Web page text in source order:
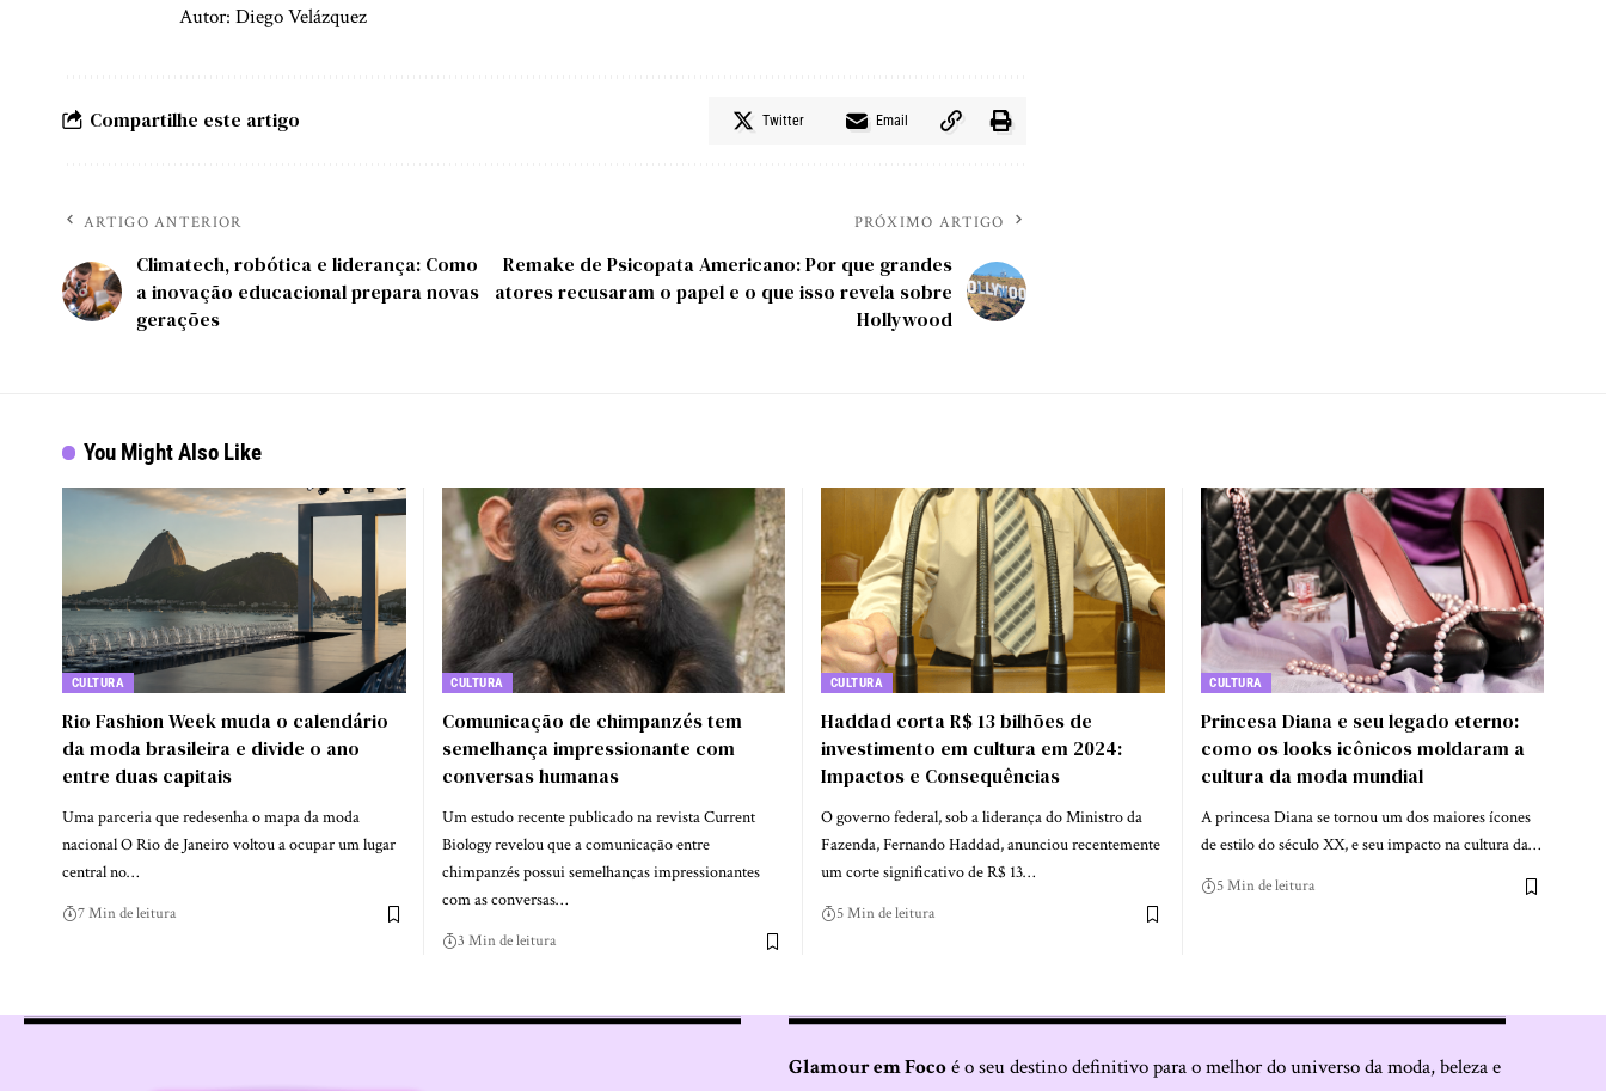
Autor: Diego Velázquez
Compartilhe este artigo Twitter Email
ARTIGO ANTERIOR
Climatech, robótica e liderança: Como
a inovação educacional prepara novas
gerações
PRÓXIMO ARTIGO
Remake de Psicopata Americano: Por que grandes
atores recusaram o papel e o que isso revela sobre
Hollywood
You Might Also Like
CULTURA
Rio Fashion Week muda o calendário
da moda brasileira e divide o ano
entre duas capitais
Uma parceria que redesenha o mapa da moda
nacional O Rio de Janeiro voltou a ocupar um lugar
central no…
7 Min de leitura
CULTURA
Comunicação de chimpanzés tem
semelhança impressionante com
conversas humanas
Um estudo recente publicado na revista Current
Biology revelou que a comunicação entre
chimpanzés possui semelhanças impressionantes
com as conversas…
3 Min de leitura
CULTURA
Haddad corta R$ 13 bilhões de
investimento em cultura em 2024:
Impactos e Consequências
O governo federal, sob a liderança do Ministro da
Fazenda, Fernando Haddad, anunciou recentemente
um corte significativo de R$ 13…
5 Min de leitura
CULTURA
Princesa Diana e seu legado eterno:
como os looks icônicos moldaram a
cultura da moda mundial
A princesa Diana se tornou um dos maiores ícones
de estilo do século XX, e seu impacto na cultura da…
5 Min de leitura
Glamour em Focoé o seu destino definitivo para o melhor do universo da moda, beleza e